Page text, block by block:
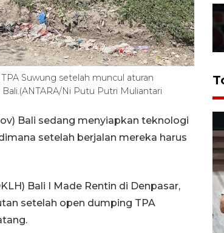
Suwung setelah muncul aturan
Ni Putu Putri Muliantari
Bali sedang menyiapkan teknologi
setelah berjalan mereka harus
Bali I Made Rentin di Denpasar,
setelah open dumping TPA